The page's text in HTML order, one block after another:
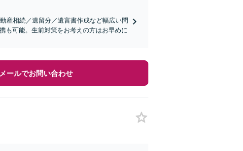
産相続／遺留分／遺言書作成など幅広い問
も可能。生前対策をお考えの方はお早めに
メールでお問い合わせ